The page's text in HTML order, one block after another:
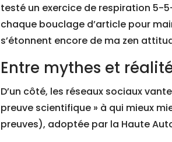
testé un exercice de respiration 5-
chaque bouclage d’article pour
s’étonnent encore de ma zen
Entre mythes et
D’un côté, les réseaux sociaux
preuve scientifique » à qui mieux
preuves), adoptée par la Haute